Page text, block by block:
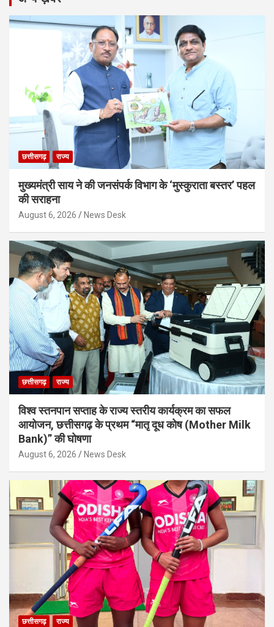
छत्तीसगढ़ राज्य
मुख्यमंत्री साय ने की जनसंपर्क विभाग के ‘मुस्कुराता बस्तर’ पहल
की सराहना
August 6, 2026 News Desk
छत्तीसगढ़ राज्य
विश्व स्तनपान सप्ताह के राज्य स्तरीय कार्यक्रम का सफल
आयोजन, छत्तीसगढ़ के प्रथम “मातृ दूध कोष (Mother Milk
Bank)” की घोषणा
August 6, 2026 News Desk
छत्तीसगढ़ राज्य